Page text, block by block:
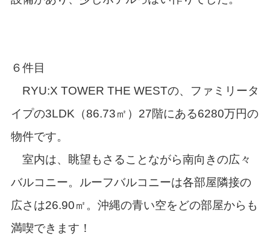
６件目
RYU:X TOWER THE WESTの、ファミリータ
イプの3LDK（86.73㎡）27階にある6280万円の
物件です。
室内は、眺望もさることながら南向きの広々
バルコニー。ルーフバルコニーは各部屋隣接の
広さは26.90㎡。沖縄の青い空をどの部屋からも
満喫できます！